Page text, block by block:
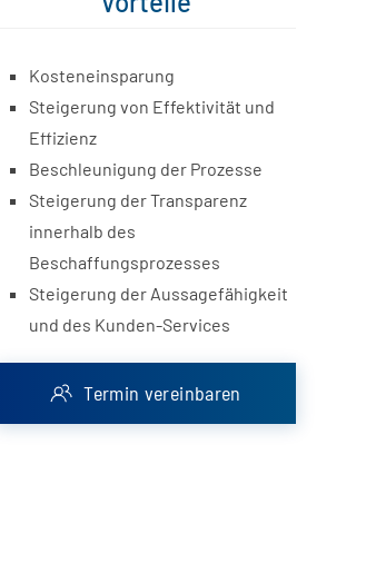
Kosteneinsparung
Steigerung von Effektivität und
Effizienz
Beschleunigung der Prozesse
Steigerung der Transparenz
innerhalb des
Beschaffungsprozesses
Steigerung der Aussagefähigkeit
und des Kunden-Services
Termin vereinbaren